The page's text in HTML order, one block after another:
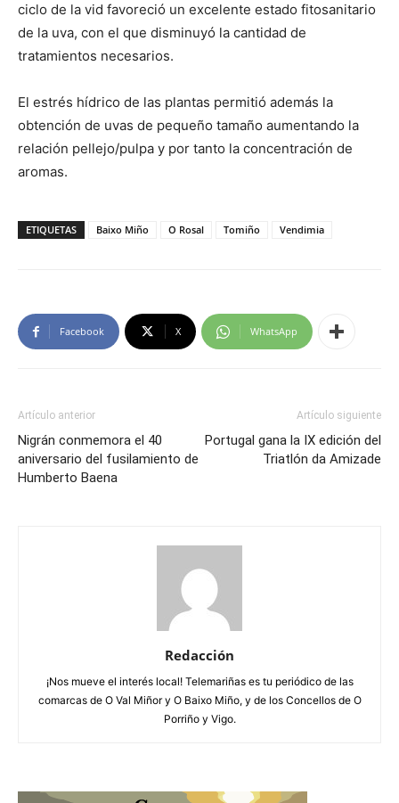
ciclo de la vid favoreció un excelente estado fitosanitario
de la uva, con el que disminuyó la cantidad de
tratamientos necesarios.
El estrés hídrico de las plantas permitió además la
obtención de uvas de pequeño tamaño aumentando la
relación pellejo/pulpa y por tanto la concentración de
aromas.
ETIQUETAS Baixo Miño O Rosal Tomiño Vendimia
Facebook X WhatsApp
Artículo anterior
Nigrán conmemora el 40
aniversario del fusilamiento de
Humberto Baena
Artículo siguiente
Portugal gana la IX edición del
Triatlón da Amizade
Redacción
¡Nos mueve el interés local! Telemariñas es tu periódico de las
comarcas de O Val Miñor y O Baixo Miño, y de los Concellos de O
Porriño y Vigo.